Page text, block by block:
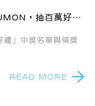
，抽百萬好
禮」中獎名單與領獎
READ MORE